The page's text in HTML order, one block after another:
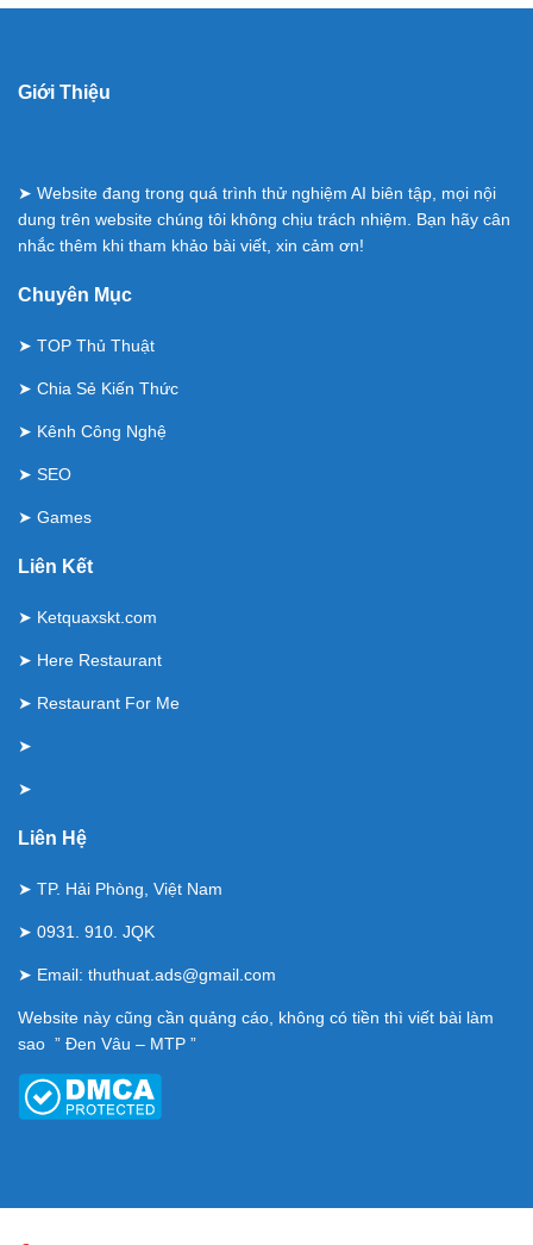
Giới Thiệu
➤ Website đang trong quá trình thử nghiệm AI biên tập, mọi nội
dung trên website chúng tôi không chịu trách nhiệm. Bạn hãy cân
nhắc thêm khi tham khảo bài viết, xin cảm ơn!
Chuyên Mục
➤ TOP Thủ Thuật
➤ Chia Sẻ Kiến Thức
➤ Kênh Công Nghệ
➤ SEO
➤ Games
Liên Kết
➤ Ketquaxskt.com
➤ Here Restaurant
➤ Restaurant For Me
➤
➤
Liên Hệ
➤ TP. Hải Phòng, Việt Nam
➤ 0931. 910. JQK
➤ Email: thuthuat.ads@gmail.com
Website này cũng cần quảng cáo, không có tiền thì viết bài làm
sao ” Đen Vâu – MTP ”